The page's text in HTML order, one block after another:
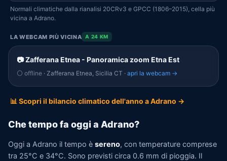
Normali climatiche dalla rianalisi 20CRv3 e GPCC (1806–2015), cella più
vicina a Adrano.
LA WEBCAM PIÙ VICINA A 24 KM
📷 Zafferana Etnea - Panoramica zoom Etna Est
⚪ offline · Zafferana Etnea, Sicilia CT · apri la webcam →
📊 Scopri il bilancio climatico dell'anno a Adrano →
Che tempo fa oggi a Adrano?
Oggi a Adrano il tempo è sereno, con temperature comprese
tra 25°C e 34°C. Sono previsti circa 0.6 mm di pioggia. Il